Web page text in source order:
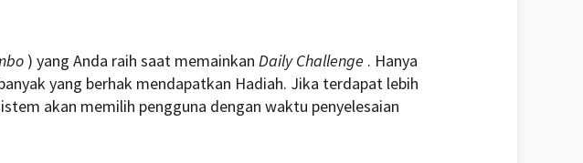
) yang Anda raih saat memainkanDaily Challenge . Hanya
yang berhak mendapatkan Hadiah. Jika terdapat lebih
akan memilih pengguna dengan waktu penyelesaian